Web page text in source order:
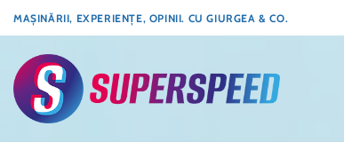
Skip
to
content
MAȘINĂRII, EXPERIENȚE, OPINII. CU GIURGEA & CO.